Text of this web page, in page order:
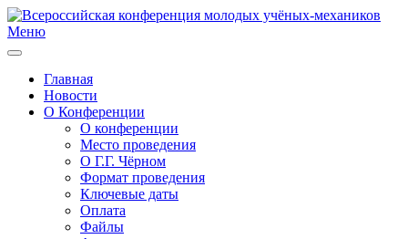
Меню
Главная
Новости
О Конференции
О конференции
Место проведения
О Г.Г. Чёрном
Формат проведения
Ключевые даты
Оплата
Файлы